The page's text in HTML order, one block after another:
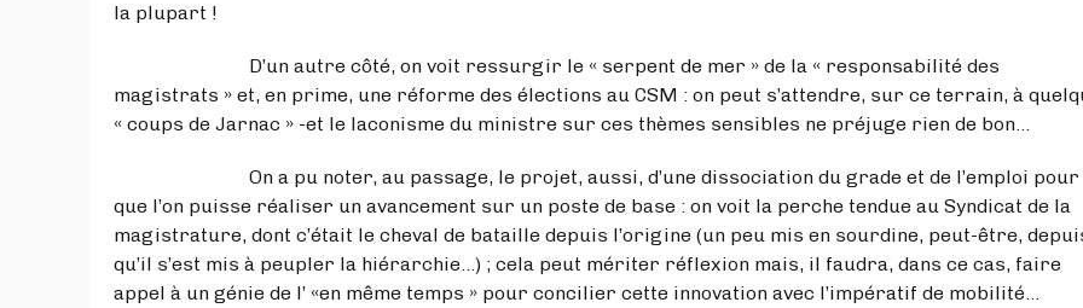
la plupart !
D’un autre côté, on voit ressurgir le « serpent de mer » de la « responsabilité des
magistrats » et, en prime, une réforme des élections au CSM : on peut s’attendre, sur ce terrain, à
« coups de Jarnac » -et le laconisme du ministre sur ces thèmes sensibles ne préjuge rien de bon…
On a pu noter, au passage, le projet, aussi, d’une dissociation du grade et de l’emploi pour
que l’on puisse réaliser un avancement sur un poste de base : on voit la perche tendue au Syndicat de la
magistrature, dont c’était le cheval de bataille depuis l’origine (un peu mis en sourdine, peut-être,
qu’il s’est mis à peupler la hiérarchie...) ; cela peut mériter réflexion mais, il faudra, dans ce cas, faire
appel à un génie de l’ «en même temps » pour concilier cette innovation avec l’impératif de mobilité…